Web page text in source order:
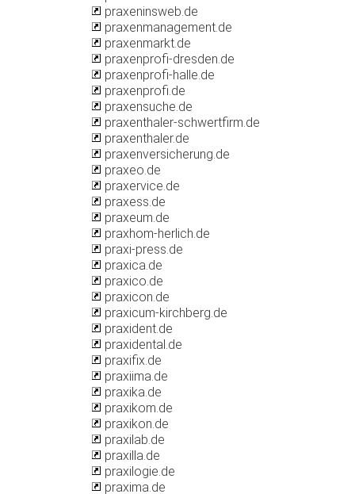
praxeninsweb.de
praxenmanagement.de
praxenmarkt.de
praxenprofi-dresden.de
praxenprofi-halle.de
praxenprofi.de
praxensuche.de
praxenthaler-schwertfirm.de
praxenthaler.de
praxenversicherung.de
praxeo.de
praxervice.de
praxess.de
praxeum.de
praxhom-herlich.de
praxi-press.de
praxica.de
praxico.de
praxicon.de
praxicum-kirchberg.de
praxident.de
praxidental.de
praxifix.de
praxiima.de
praxika.de
praxikom.de
praxikon.de
praxilab.de
praxilla.de
praxilogie.de
praxima.de